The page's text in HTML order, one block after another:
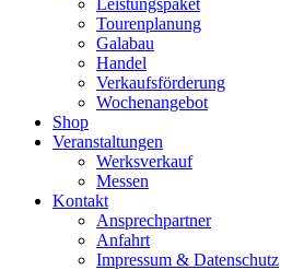
Tourenplanung
Galabau
Handel
Verkaufsförderung
Wochenangebot
Shop
Veranstaltungen
Werksverkauf
Messen
Kontakt
Ansprechpartner
Anfahrt
Impressum & Datenschutz